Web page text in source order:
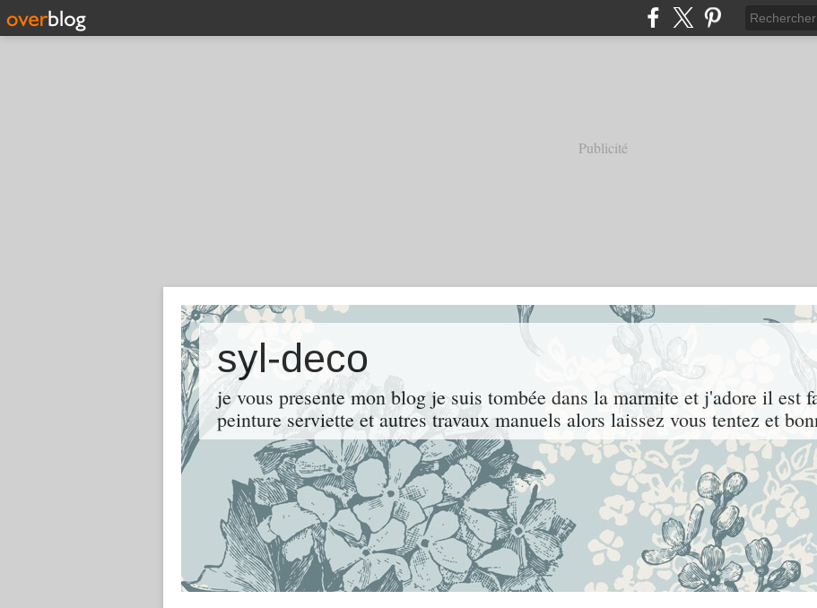
Publicité
syl-deco
je vous presente mon blog je suis tombée dans la marmite et j'adore il est
peinture serviette et autres travaux manuels alors laissez vous tentez et